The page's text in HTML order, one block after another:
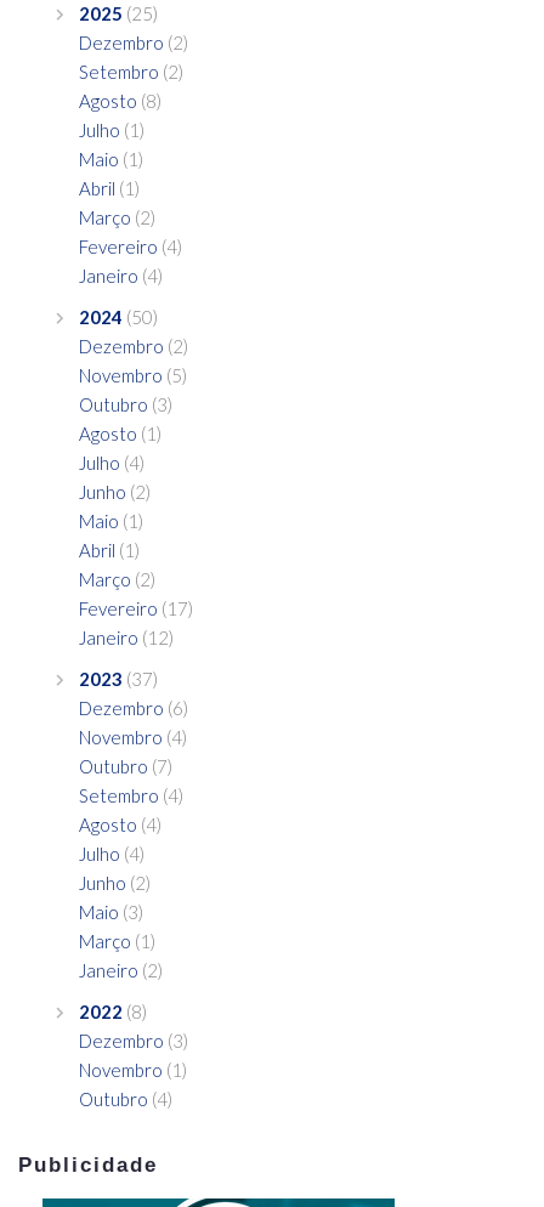
2025 (25)
Dezembro (2)
Setembro (2)
Agosto (8)
Julho (1)
Maio (1)
Abril (1)
Março (2)
Fevereiro (4)
Janeiro (4)
2024 (50)
Dezembro (2)
Novembro (5)
Outubro (3)
Agosto (1)
Julho (4)
Junho (2)
Maio (1)
Abril (1)
Março (2)
Fevereiro (17)
Janeiro (12)
2023 (37)
Dezembro (6)
Novembro (4)
Outubro (7)
Setembro (4)
Agosto (4)
Julho (4)
Junho (2)
Maio (3)
Março (1)
Janeiro (2)
2022 (8)
Dezembro (3)
Novembro (1)
Outubro (4)
Publicidade